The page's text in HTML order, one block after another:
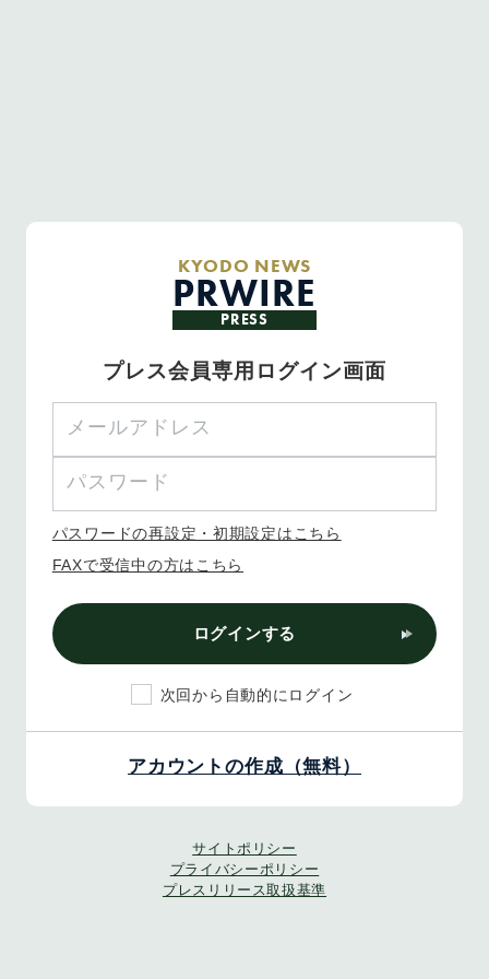
KYODO NEWS
PRWIRE
PRESS
プレス会員専用ログイン画面
パスワードの再設定・初期設定はこちら
FAXで受信中の方はこちら
ログインする
次回から自動的にログイン
アカウントの作成（無料）
サイトポリシー
プライバシーポリシー
プレスリリース取扱基準